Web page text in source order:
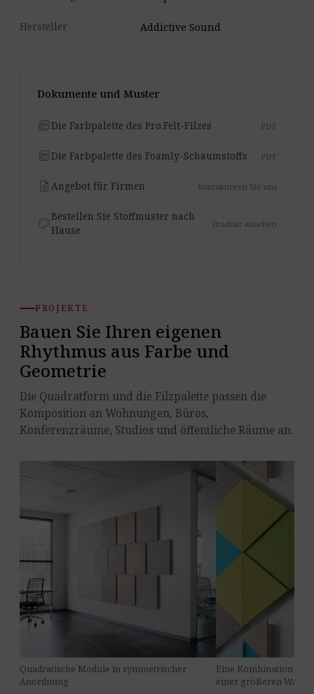
Hersteller Addictive Sound
Dokumente und Muster
picture_as_pdf Die Farbpalette des Pro.Felt-Filzes PDF
picture_as_pdf Die Farbpalette des Foamly-Schaumstoffs PDF
request_quote Angebot für Firmen kontaktieren Sie uns
paletteBestellen Sie Stoffmuster nach
Hause
Produkt ansehen
PROJEKTE
Bauen Sie Ihren eigenen
Rhythmus aus Farbe und
Geometrie
Die Quadratform und die Filzpalette passen die
Komposition an Wohnungen, Büros,
Konferenzräume, Studios und öffentliche Räume an.
Quadratische Module in symmetrischer
Anordnung
Eine Kombination von
einer größeren Wand